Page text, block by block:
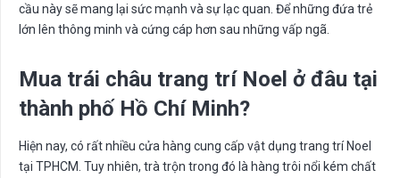
cầu này sẽ mang lại sức mạnh và sự lạc quan. Để những đứa trẻ
lớn lên thông minh và cứng cáp hơn sau những vấp ngã.
Mua trái châu trang trí Noel ở đâu tại
thành phố Hồ Chí Minh?
Hiện nay, có rất nhiều cửa hàng cung cấp vật dụng trang trí Noel
tại TPHCM. Tuy nhiên, trà trộn trong đó là hàng trôi nổi kém chất